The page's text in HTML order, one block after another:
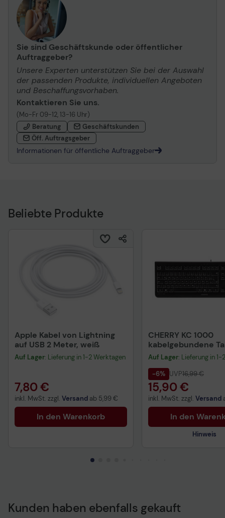
Sie sind Geschäftskunde oder öffentlicher
Auftraggeber?
Unsere Experten unterstützen Sie bei der Auswahl
der passenden Produkte, individuellen Angeboten
und Beschaffungsvorhaben.
Kontaktieren Sie uns.
(Mo-Fr 09-12, 13-16 Uhr)
Beratung
Geschäftskunden
Öff. Auftragsgeber
Informationen für öffentliche Auftraggeber
Beliebte Produkte
Apple Kabel von Lightning
auf USB 2 Meter, weiß
Auf Lager: Lieferung in 1-2 Werktagen
7,80 €
inkl. MwSt. zzgl. Versand ab 5,99 €
In den Warenkorb
CHERRY KC 1000
kabelgebundene
QWERTZ DE -
Auf Lager: Lieferung in
-6% UVP16,99 €
15,90 €
inkl. MwSt. zzgl. Versand
In den
Hinweis
Technisches
Kunden haben ebenfalls gekauft